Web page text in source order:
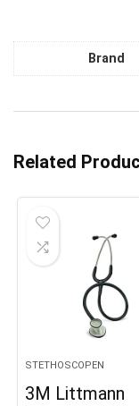
Brand
Related
STETHOSCOPEN
3M Littmann